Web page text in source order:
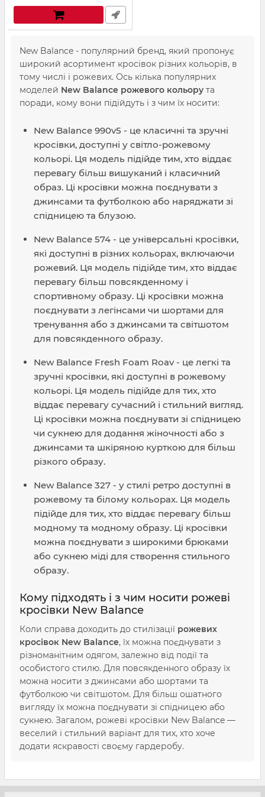
New Balance - популярний бренд, який пропонує
широкий асортимент кросівок різних кольорів, в
тому числі і рожевих. Ось кілька популярних
моделей New Balance рожевого кольору та
поради, кому вони підійдуть і з чим їх носити:
New Balance 990v5 - це класичні та зручні
кросівки, доступні у світло-рожевому
кольорі. Ця модель підійде тим, хто віддає
перевагу більш вишуканий і класичний
образ. Ці кросівки можна поєднувати з
джинсами та футболкою або наряджати зі
спідницею та блузою.
New Balance 574 - це універсальні кросівки,
які доступні в різних кольорах, включаючи
рожевий. Ця модель підійде тим, хто віддає
перевагу більш повсякденному і
спортивному образу. Ці кросівки можна
поєднувати з легінсами чи шортами для
тренування або з джинсами та світшотом
для повсякденного образу.
New Balance Fresh Foam Roav - це легкі та
зручні кросівки, які доступні в рожевому
кольорі. Ця модель підійде для тих, хто
віддає перевагу сучасний і стильний вигляд.
Ці кросівки можна поєднувати зі спідницею
чи сукнею для додання жіночності або з
джинсами та шкіряною курткою для більш
різкого образу.
New Balance 327 - у стилі ретро доступні в
рожевому та білому кольорах. Ця модель
підійде для тих, хто віддає перевагу більш
модному та модному образу. Ці кросівки
можна поєднувати з широкими брюками
або сукнею міді для створення стильного
образу.
Кому підходять і з чим носити рожеві
кросівки New Balance
Коли справа доходить до стилізації рожевих
кросівок New Balance, їх можна поєднувати з
різноманітним одягом, залежно від події та
особистого стилю. Для повсякденного образу їх
можна носити з джинсами або шортами та
футболкою чи світшотом. Для більш ошатного
вигляду їх можна поєднувати зі спідницею або
сукнею. Загалом, рожеві кросівки New Balance —
веселий і стильний варіант для тих, хто хоче
додати яскравості своєму гардеробу.